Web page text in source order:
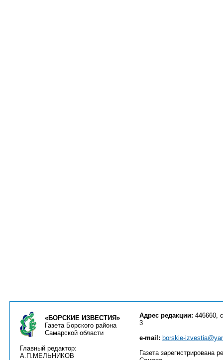
«БОРСКИЕ ИЗВЕСТИЯ»
Газета Борского района
Самарской области
Главный редактор:
А.П.МЕЛЬНИКОВ
Адрес редакции: 446660,
3
e-mail: borskie-
Газета зарегистрирована